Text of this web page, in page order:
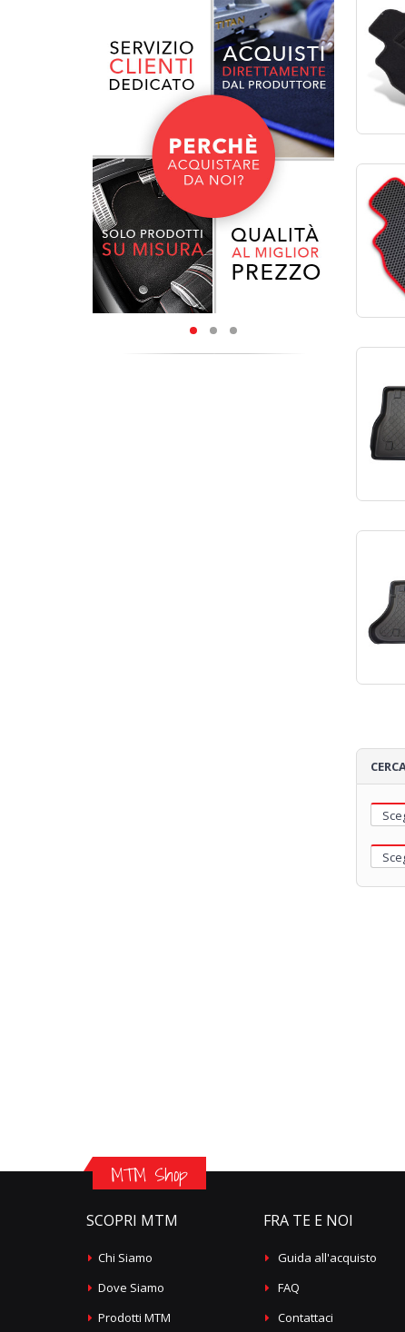
MTM Shop
SCOPRI MTM
Chi Siamo
Dove Siamo
Prodotti MTM
FRA TE E NOI
Guida all'acquisto
FAQ
Contattaci